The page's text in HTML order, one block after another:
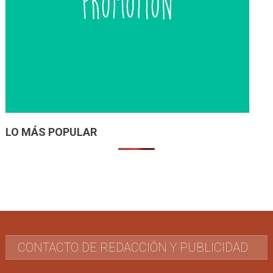
LO MÁS POPULAR
CONTACTO DE REDACCIÓN Y PUBLICIDAD